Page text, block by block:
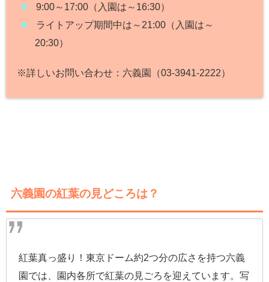
9:00～17:00（入園は～16:30）
ライトアップ期間中は～21:00（入園は～
20:30）
※詳しいお問い合わせ：六義園（03-3941-2222）
六義園の紅葉の見どころは？
紅葉真っ盛り！東京ドーム約2つ分の広さを持つ六義
園では、園内各所で紅葉の見ごろを迎えています。写